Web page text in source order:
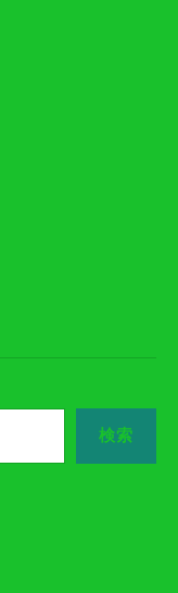
検索